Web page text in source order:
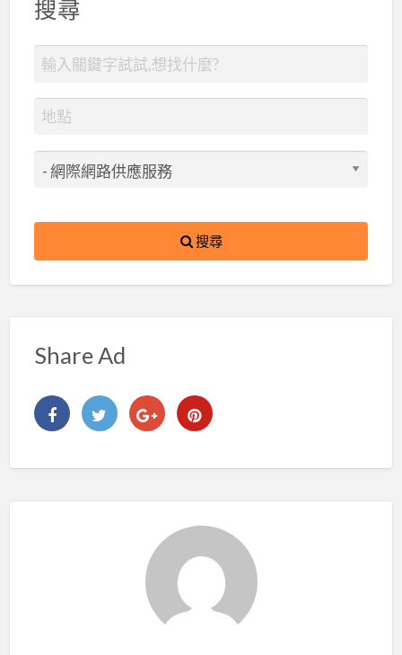
搜尋
搜尋
Share Ad